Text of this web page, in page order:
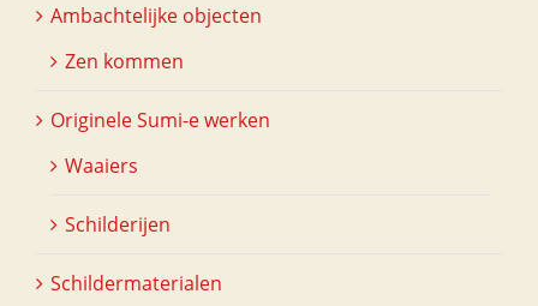
Ambachtelijke objecten
Zen kommen
Originele Sumi-e werken
Waaiers
Schilderijen
Schildermaterialen